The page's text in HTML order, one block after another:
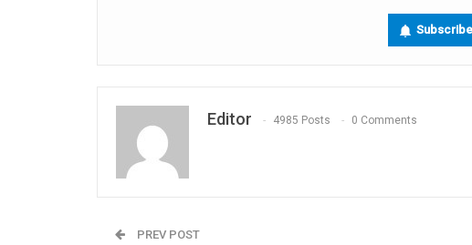
Subscribe
Editor 4985 Posts 0 Comments
PREV POST